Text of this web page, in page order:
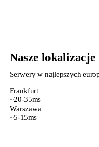
Nasze lokalizacje
Serwery w najlepszych
Frankfurt
~20-35ms
Warszawa
~5-15ms